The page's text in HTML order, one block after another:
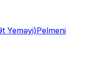
Yeməyi)Pelmeni